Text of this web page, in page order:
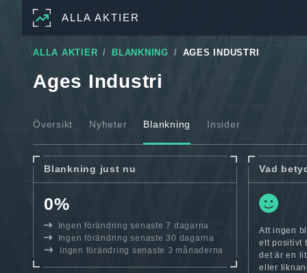
ALLA AKTIER
ALLA AKTIER BLANKNING AGES INDUSTRI
Ages Industri
Översikt Nyheter Blankning Insider
Blankning just nu
0%
Ingen förändring senaste 7 dagarna
Ingen förändring senaste 30 dagarna
Ingen förändring senaste 3 månaderna
Vad
Att ingen
ett positivt
det är en
eller